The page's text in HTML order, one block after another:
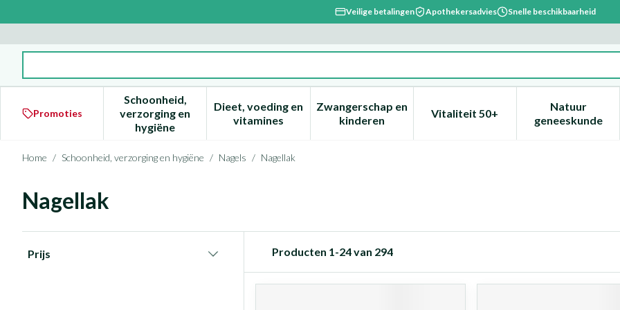
Veilige betalingen Apothekersadvies Snelle beschikbaarheid
Promoties
Schoonheid,
verzorging en
hygiëne
Toon submenu voor Schoonheid, verzorging en hygiëne categorie
Dieet, voeding en
vitaminesToon submenu voor Dieet, voeding en vitamines categorie
Zwangerschap en
kinderenToon submenu voor Zwangerschap en kinderen
Vitaliteit 50+Toon submenu voor Vitaliteit
Natuur
geneeskunde
Toon
Home / Schoonheid, verzorging en hygiëne / Nagels / Nagellak
Nagellak
Prijs
Producten 1-24van 294